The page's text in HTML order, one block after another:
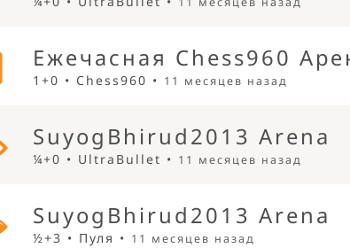
Ежечасная Chess960
1+0 • Chess960 • 11 месяцев назад
SuyogBhirud2013 Arena
¼+0 • UltraBullet • 11 месяцев назад
SuyogBhirud2013 Arena
½+3 • Пуля • 11 месяцев назад